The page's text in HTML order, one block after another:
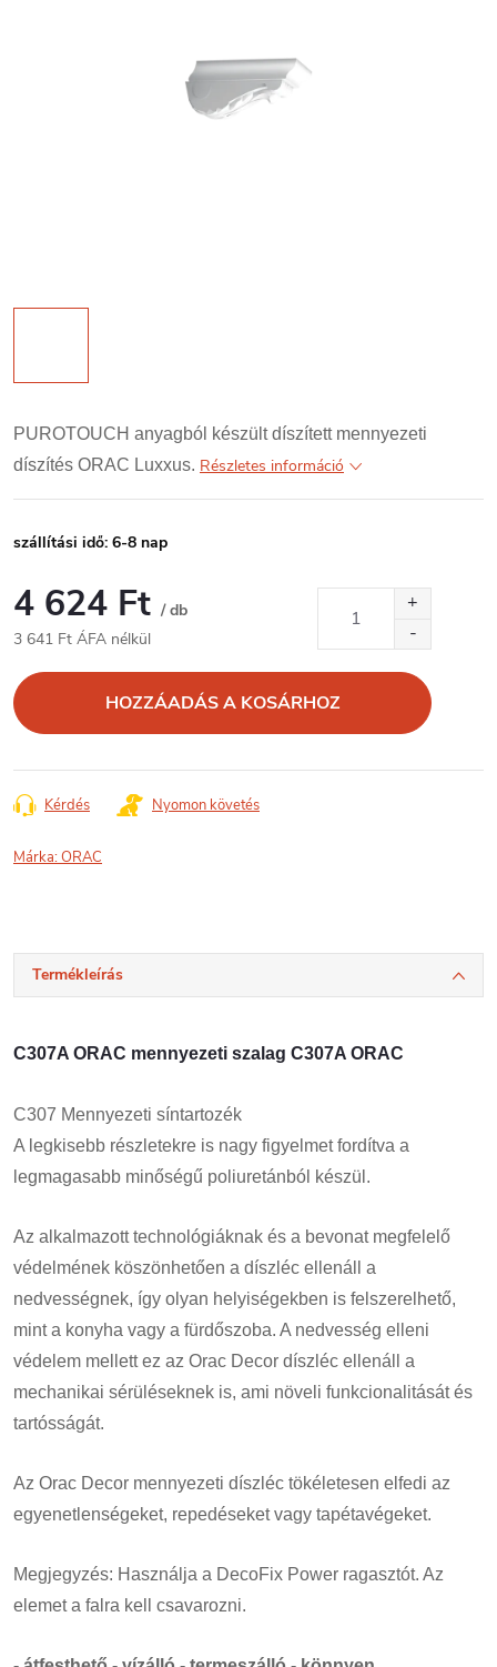
PUROTOUCH anyagból készült díszített mennyezeti
díszítés ORAC Luxxus. Részletes információ
szállítási idő: 6-8 nap
4 624 Ft / db
3 641 Ft ÁFA nélkül
HOZZÁADÁS A KOSÁRHOZ
Kérdés Nyomon követés
Márka:ORAC
Termékleírás
C307A ORAC mennyezeti szalag C307A ORAC
C307 Mennyezeti síntartozék
A legkisebb részletekre is nagy figyelmet fordítva a
legmagasabb minőségű poliuretánból készül.
Az alkalmazott technológiáknak és a bevonat megfelelő
védelmének köszönhetően a díszléc ellenáll a
nedvességnek, így olyan helyiségekben is felszerelhető,
mint a konyha vagy a fürdőszoba. A nedvesség elleni
védelem mellett ez az Orac Decor díszléc ellenáll a
mechanikai sérüléseknek is, ami növeli funkcionalitását és
tartósságát.
Az Orac Decor mennyezeti díszléc tökéletesen elfedi az
egyenetlenségeket, repedéseket vagy tapétavégeket.
Megjegyzés: Használja a DecoFix Power ragasztót. Az
elemet a falra kell csavarozni.